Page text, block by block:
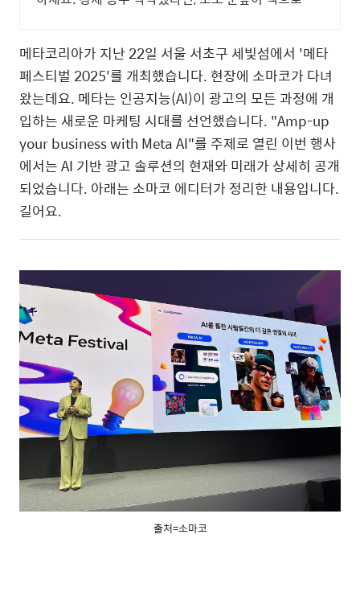
메타코리아가 지난 22일 서울 서초구 세빛섬에서 '메타
페스티벌 2025'를 개최했습니다. 현장에 소마코가 다녀
왔는데요. 메타는 인공지능(AI)이 광고의 모든 과정에 개
입하는 새로운 마케팅 시대를 선언했습니다. "Amp-up
your business with Meta AI"를 주제로 열린 이번 행사
에서는AI 기반 광고 솔루션의 현재와 미래가 상세히 공개
되었습니다. 아래는 소마코 에디터가 정리한 내용입니다.
길어요.
출처=소마코